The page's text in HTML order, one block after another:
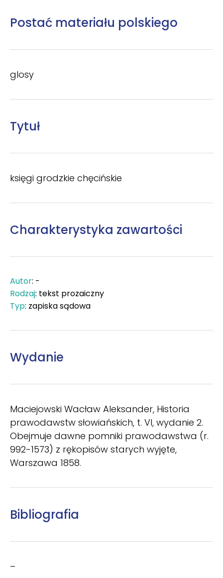
Postać materiału polskiego
glosy
Tytuł
księgi grodzkie chęcińskie
Charakterystyka zawartości
Autor: -
Rodzaj: tekst prozaiczny
Typ: zapiska sądowa
Wydanie
Maciejowski Wacław Aleksander, Historia
prawodawstw słowiańskich, t. VI, wydanie 2.
Obejmuje dawne pomniki prawodawstwa (r.
992-1573) z rękopisów starych wyjęte,
Warszawa 1858.
Bibliografia
–